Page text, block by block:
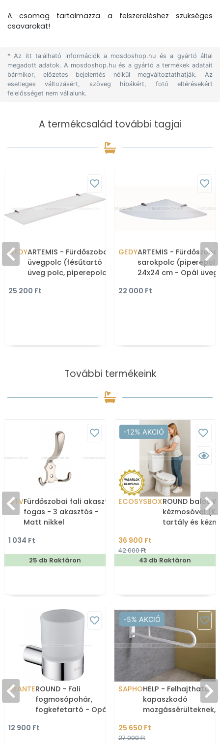
A csomag tartalmazza a felszereléshez szükséges
csavarokat!
* Az itt található információk a mosdoshop.hu és a gyártó által
megadott adatok. A mosdoshop.hu és a gyártó a termékek adatait
bármikor, előzetes bejelentés nélkül megváltoztathatják. Az
esetleges változásért, szöveg hibákért, fotó eltérésekért
felelősséget nem vállalunk.
A termékcsalád további tagjai
GEDYARTEMIS - Fürdőszobai
üvegpolc (fésűtartó
üveg polc, piperepolc) -
25 200 Ft
GEDYARTEMIS - Fürdőszobai
sarokpolc
24x24 cm - Opál üveg
22 000 Ft
További termékeink
GTVFürdőszobai fali akasztó,
fogas - 3 akasztós -
Matt nikkel
1 034 Ft
25 db Raktáron
-12% AKCIÓ
ECOSYSBOXROUND balos
kézmosóval
tartály és
36 900 Ft
42 000 Ft
43 db Raktáron
DEANTEROUND - Fali
fogmosópohár,
fogkefetartó - Opálüveg,
12 900 Ft
-5% AKCIÓ
SAPHOHELP - Felhajtható
kapaszkodó
mozgássérülteknek,
60cm - Fehér
rozsdamentes ac
25 650 Ft
27 000 Ft